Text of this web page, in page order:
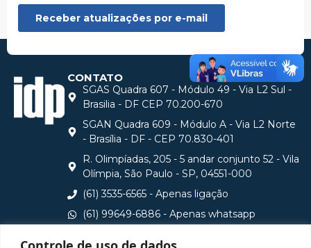
CONTATO
SGAS Quadra 607 - Módulo 49 - Via L2 Sul -
Brasilia - DF CEP 70.200-670
SGAN Quadra 609 - Módulo A - Via L2 Norte
- Brasília - DF - CEP 70.830-401
R. Olimpíadas, 205 - 5 andar conjunto 52 - Vila
Olímpia, São Paulo - SP, 04551-000
(61) 3535-6565 - Apenas ligação
(61) 99649-6886 - Apenas whatsapp